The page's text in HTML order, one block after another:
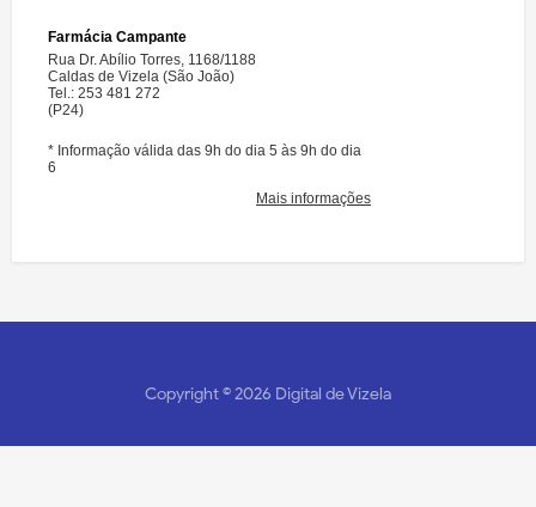
Copyright ©2026 Digital de Vizela